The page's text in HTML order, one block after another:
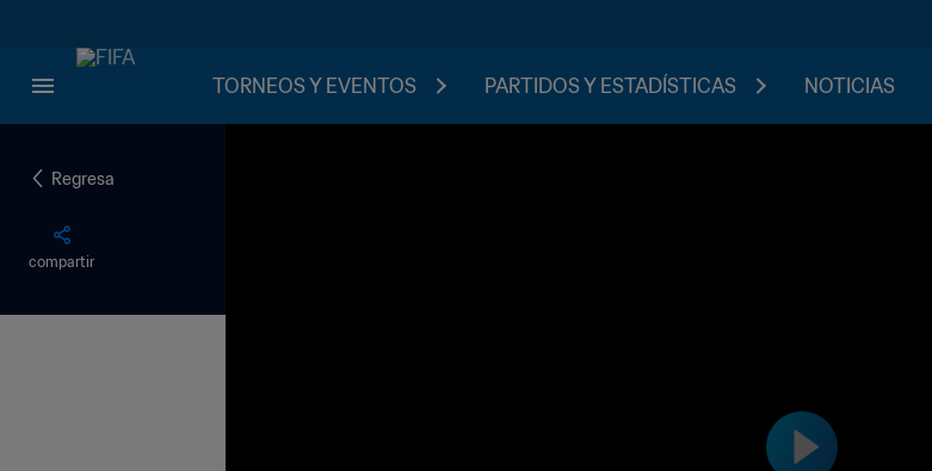
TORNEOS Y EVENTOS PARTIDOS Y ESTADÍSTICAS NOTICIAS
Regresa
compartir